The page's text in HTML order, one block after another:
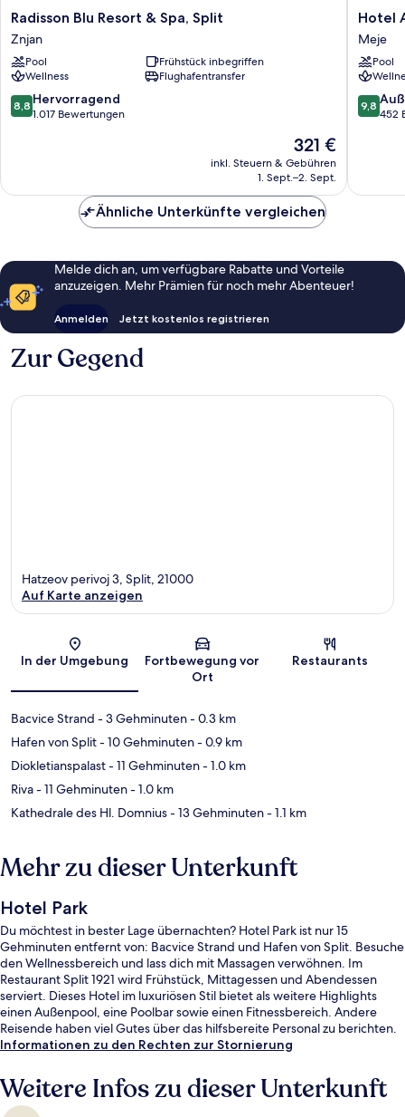
Radisson
Blu
Resort
&
Spa,
Split
Znjan
Radisson Blu Resort & Spa, Split
Znjan
Pool
Frühstück inbegriffen
Wellness
Flughafentransfer
8.8
von
8,8 Hervorragend
1.017 Bewertungen
Der
Preis
beträgt
321 €
inkl. Steuern & Gebühren
1. Sept.–2. Sept.
Hotel
Meje
Hotel
Meje
Pool
9.8
von
9,8
452
Ähnliche Unterkünfte vergleichen
Melde dich an, um verfügbare Rabatte und Vorteile
anzuzeigen. Mehr Prämien für noch mehr Abenteuer!
Anmelden Jetzt kostenlos registrieren
Zur Gegend
Karte
Hatzeov perivoj 3, Split, 21000
Auf Karte anzeigen
In der Umgebung
Fortbewegung vor
Ort
Restaurants
Bacvice Strand - 3 Gehminuten- 0.3 km
Hafen von Split- 10 Gehminuten- 0.9 km
Diokletianspalast- 11 Gehminuten- 1.0 km
Riva- 11 Gehminuten- 1.0 km
Kathedrale des Hl. Domnius- 13 Gehminuten- 1.1 km
Mehr zu dieser Unterkunft
Hotel Park
Du möchtest in bester Lage übernachten? Hotel Park ist nur 15
Gehminuten entfernt von: Bacvice Strand und Hafen von Split. Besuche
den Wellnessbereich und lass dich mit Massagen verwöhnen. Im
Restaurant Split 1921 wird Frühstück, Mittagessen und Abendessen
serviert. Dieses Hotel im luxuriösen Stil bietet als weitere Highlights
einen Außenpool, eine Poolbar sowie einen Fitnessbereich. Andere
Reisende haben viel Gutes über das hilfsbereite Personal zu berichten.
Informationen zu den Rechten zur Stornierung
Weitere Infos zu dieser Unterkunft